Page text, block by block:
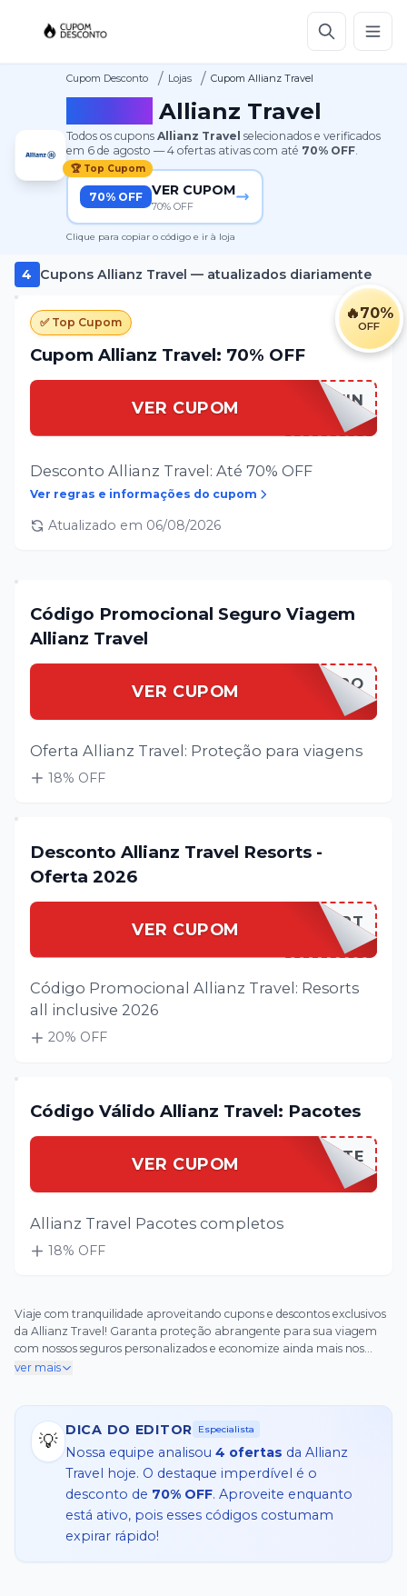
Cupom Desconto / Lojas / Cupom Allianz Travel
Allianz Travel
Todos os cuponsAllianz Travel selecionados e verificados
em 6 de agosto —4 ofertas ativas com até 70% OFF.
🏆 Top Cupom
70% OFF VER CUPOM
70% OFF
Clique para copiar o código e ir à loja
4 Cupons Allianz Travel — atualizados diariamente
🔥70%
OFF
✅ Top Cupom
Cupom Allianz Travel: 70% OFF
VER CUPOM AWIN
Desconto Allianz Travel: Até 70% OFF
Ver regras e informações do cupom
Atualizado em 06/08/2026
Código Promocional Seguro Viagem
Allianz Travel
VER CUPOMALLIANSEGURO
Oferta Allianz Travel: Proteção para viagens
18% OFF
Desconto Allianz Travel Resorts -
Oferta 2026
VER CUPOMALLIANRESORT
Código Promocional Allianz Travel: Resorts
all inclusive 2026
20% OFF
Código Válido Allianz Travel: Pacotes
VER CUPOMALLIANPACOTE
Allianz Travel Pacotes completos
18% OFF
Viaje com tranquilidade aproveitando cupons e descontos exclusivos
da Allianz Travel! Garanta proteção abrangente para sua viagem
com nossos seguros personalizados e economize ainda mais nos
custos. Proteja-se contra imprevistos e viaje com a certeza de que
ver mais
💡
DICA DO EDITOR Especialista
Nossa equipe analisou 4 ofertas da Allianz
Travel hoje. O destaque imperdível é o
desconto de 70% OFF. Aproveite enquanto
está ativo, pois esses códigos costumam
expirar rápido!